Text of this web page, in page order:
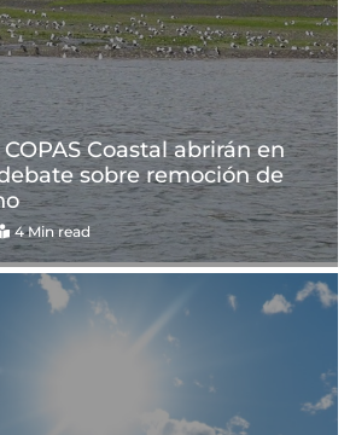
Coastal abrirán en
sobre remoción de
4 Min read